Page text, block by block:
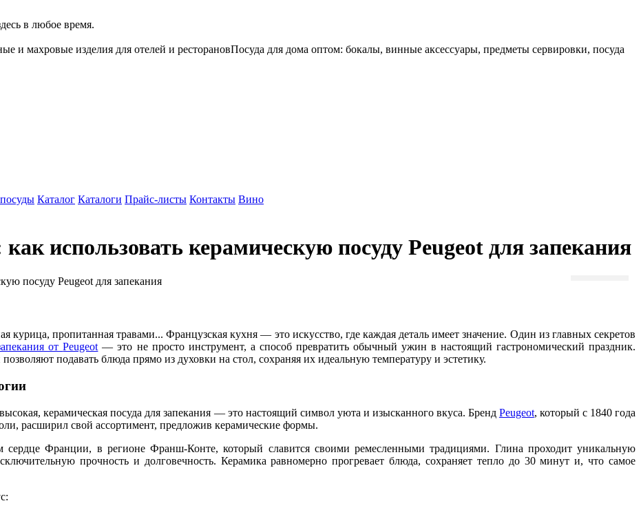
в любое время.
и махровые изделия для отелей и ресторановПосуда для дома оптом: бокалы, винные аксессуары, предметы сервировки, посуда
Каталог Каталоги Прайс-листы Контакты Вино
использовать керамическую посуду Peugeot для запекания
курица, пропитанная травами... Французская кухня — это искусство, где каждая деталь имеет значение. Один из главных секретов
отPeugeot — это не просто инструмент, а способ превратить обычный ужин в настоящий гастрономический праздник.
подавать блюда прямо из духовки на стол, сохраняя их идеальную температуру и эстетику.
керамическая посуда для запекания — это настоящий символ уюта и изысканного вкуса. Бренд Peugeot, который с 1840 года
расширил свой ассортимент, предложив керамические формы.
сердце Франции, в регионе Франш-Конте, который славится своими ремесленными традициями. Глина проходит уникальную
прочность и долговечность. Керамика равномерно прогревает блюда, сохраняет тепло до 30 минут и, что самое